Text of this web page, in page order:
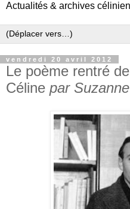
Actualités & archives
vendredi 20 avril 2012
Le poème rentré
Céline par